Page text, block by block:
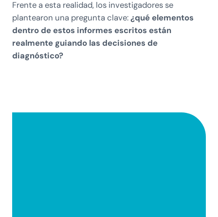
Frente a esta realidad, los investigadores se
plantearon una pregunta clave:¿qué elementos
dentro de estos informes escritos están
realmente guiando las decisiones de
diagnóstico?